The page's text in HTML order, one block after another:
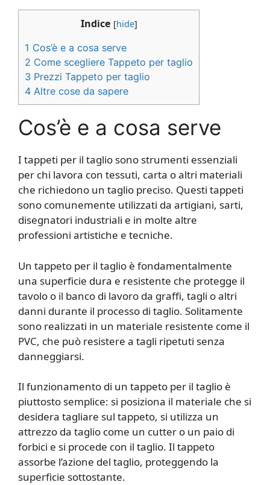
Indice [hide]
1 Cos’è e a cosa serve
2 Come scegliere Tappeto per taglio
3 Prezzi Tappeto per taglio
4 Altre cose da sapere
Cos’è e a cosa serve
I tappeti per il taglio sono strumenti essenziali
per chi lavora con tessuti, carta o altri materiali
che richiedono un taglio preciso. Questi tappeti
sono comunemente utilizzati da artigiani, sarti,
disegnatori industriali e in molte altre
professioni artistiche e tecniche.
Un tappeto per il taglio è fondamentalmente
una superficie dura e resistente che protegge il
tavolo o il banco di lavoro da graffi, tagli o altri
danni durante il processo di taglio. Solitamente
sono realizzati in un materiale resistente come il
PVC, che può resistere a tagli ripetuti senza
danneggiarsi.
Il funzionamento di un tappeto per il taglio è
piuttosto semplice: si posiziona il materiale che si
desidera tagliare sul tappeto, si utilizza un
attrezzo da taglio come un cutter o un paio di
forbici e si procede con il taglio. Il tappeto
assorbe l’azione del taglio, proteggendo la
superficie sottostante.